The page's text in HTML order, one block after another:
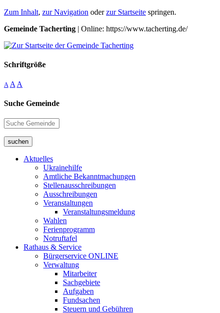
Zum Inhalt, zur Navigation oderzur Startseite springen.
Gemeinde Tacherting | Online: https://www.tacherting.de/
Schriftgröße
A A A
Suche Gemeinde
suchen
Aktuelles
Ukrainehilfe
Amtliche Bekanntmachungen
Stellenausschreibungen
Ausschreibungen
Veranstaltungen
Veranstaltungsmeldung
Wahlen
Ferienprogramm
Notruftafel
Rathaus & Service
Bürgerservice ONLINE
Verwaltung
Mitarbeiter
Sachgebiete
Aufgaben
Fundsachen
Steuern und Gebühren